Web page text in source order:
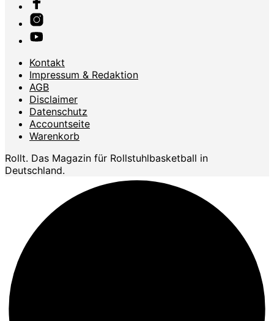
Kontakt
Impressum & Redaktion
AGB
Disclaimer
Datenschutz
Accountseite
Warenkorb
Rollt. Das Magazin für Rollstuhlbasketball in
Deutschland.